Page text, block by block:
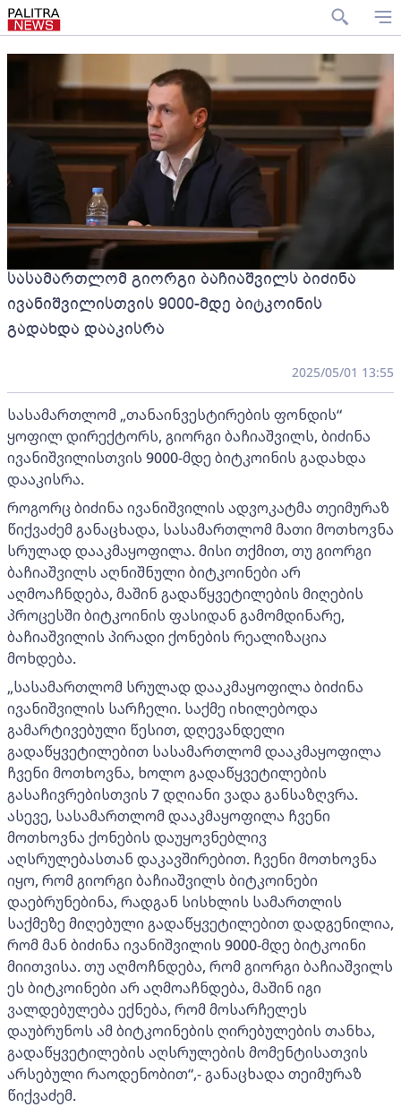
სასამართლომ გიორგი ბაჩიაშვილს ბიძინა
ივანიშვილისთვის 9000-მდე ბიტკოინის
გადახდა დააკისრა
2025/05/01 13:55
სასამართლომ „თანაინვესტირების ფონდის“
ყოფილ დირექტორს, გიორგი ბაჩიაშვილს, ბიძინა
ივანიშვილისთვის 9000-მდე ბიტკოინის გადახდა
დააკისრა.
როგორც ბიძინა ივანიშვილის ადვოკატმა თეიმურაზ
წიქვაძემ განაცხადა, სასამართლომ მათი მოთხოვნა
სრულად დააკმაყოფილა. მისი თქმით, თუ გიორგი
ბაჩიაშვილს აღნიშნული ბიტკოინები არ
აღმოაჩნდება, მაშინ გადაწყვეტილების მიღების
პროცესში ბიტკოინის ფასიდან გამომდინარე,
ბაჩიაშვილის პირადი ქონების რეალიზაცია
მოხდება.
„სასამართლომ სრულად დააკმაყოფილა ბიძინა
ივანიშვილის სარჩელი. საქმე იხილებოდა
გამარტივებული წესით, დღევანდელი
გადაწყვეტილებით სასამართლომ დააკმაყოფილა
ჩვენი მოთხოვნა, ხოლო გადაწყვეტილების
გასაჩივრებისთვის 7 დღიანი ვადა განსაზღვრა.
ასევე, სასამართლომ დააკმაყოფილა ჩვენი
მოთხოვნა ქონების დაუყოვნებლივ
აღსრულებასთან დაკავშირებით. ჩვენი მოთხოვნა
იყო, რომ გიორგი ბაჩიაშვილს ბიტკოინები
დაებრუნებინა, რადგან სისხლის სამართლის
საქმეზე მიღებული გადაწყვეტილებით დადგენილია,
რომ მან ბიძინა ივანიშვილის 9000-მდე ბიტკოინი
მიითვისა. თუ აღმოჩნდება, რომ გიორგი ბაჩიაშვილს
ეს ბიტკოინები არ აღმოაჩნდება, მაშინ იგი
ვალდებულება ექნება, რომ მოსარჩელეს
დაუბრუნოს ამ ბიტკოინების ღირებულების თანხა,
გადაწყვეტილების აღსრულების მომენტისათვის
არსებული რაოდენობით“,- განაცხადა თეიმურაზ
წიქვაძემ.